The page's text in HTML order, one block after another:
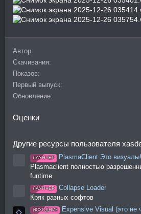
Автор
Скачивания
Показов
Первый выпуск
Обновление
Оценки
Другие ресурсы пользователя
Иконка ресурса
ЛАУНЧЕР
PlasmaClient Это визуалы!
Plasmaclient полностью
funtime
Иконка ресурса
ЛАУНЧЕР
Collapse Loader
Кряк разных софтов
ИСХОДНИК
Expensive Visual (это не